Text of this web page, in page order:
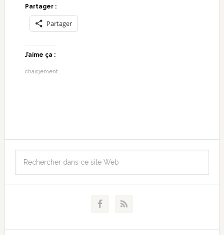
Partager :
Partager
J’aime ça :
chargement…